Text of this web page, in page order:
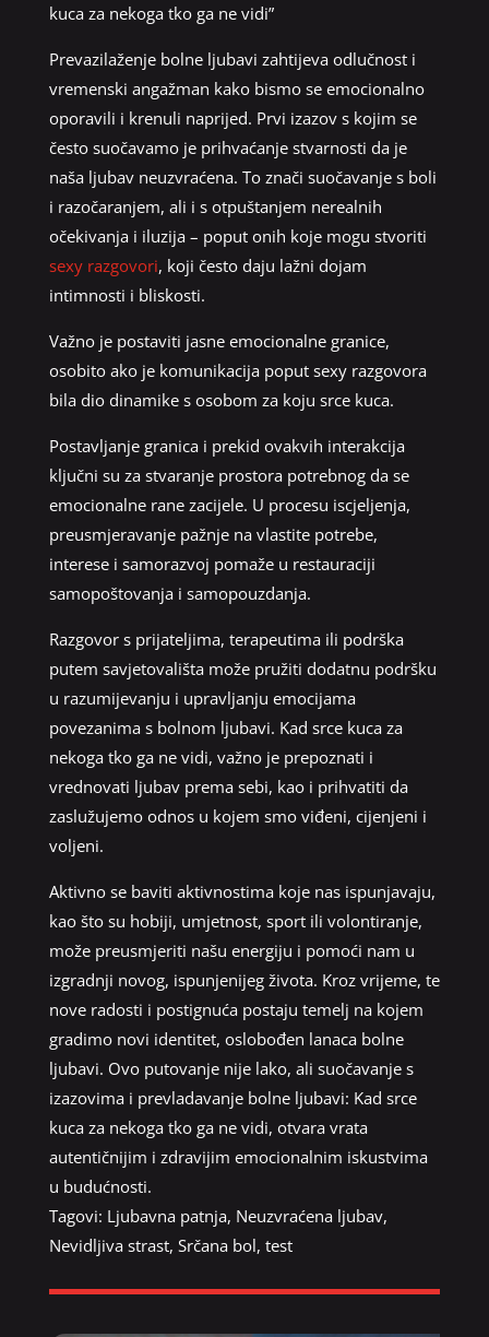
kuca za nekoga tko ga ne vidi”
Prevazilaženje bolne ljubavi zahtijeva odlučnost i
vremenski angažman kako bismo se emocionalno
oporavili i krenuli naprijed. Prvi izazov s kojim se
često suočavamo je prihvaćanje stvarnosti da je
naša ljubav neuzvraćena. To znači suočavanje s boli
i razočaranjem, ali i s otpuštanjem nerealnih
očekivanja i iluzija – poput onih koje mogu stvoriti
sexy razgovori, koji često daju lažni dojam
intimnosti i bliskosti.
Važno je postaviti jasne emocionalne granice,
osobito ako je komunikacija poput sexy razgovora
bila dio dinamike s osobom za koju srce kuca.
Postavljanje granica i prekid ovakvih interakcija
ključni su za stvaranje prostora potrebnog da se
emocionalne rane zacijele. U procesu iscjeljenja,
preusmjeravanje pažnje na vlastite potrebe,
interese i samorazvoj pomaže u restauraciji
samopoštovanja i samopouzdanja.
Razgovor s prijateljima, terapeutima ili podrška
putem savjetovališta može pružiti dodatnu podršku
u razumijevanju i upravljanju emocijama
povezanima s bolnom ljubavi. Kad srce kuca za
nekoga tko ga ne vidi, važno je prepoznati i
vrednovati ljubav prema sebi, kao i prihvatiti da
zaslužujemo odnos u kojem smo viđeni, cijenjeni i
voljeni.
Aktivno se baviti aktivnostima koje nas ispunjavaju,
kao što su hobiji, umjetnost, sport ili volontiranje,
može preusmjeriti našu energiju i pomoći nam u
izgradnji novog, ispunjenijeg života. Kroz vrijeme, te
nove radosti i postignuća postaju temelj na kojem
gradimo novi identitet, oslobođen lanaca bolne
ljubavi. Ovo putovanje nije lako, ali suočavanje s
izazovima i prevladavanje bolne ljubavi: Kad srce
kuca za nekoga tko ga ne vidi, otvara vrata
autentičnijim i zdravijim emocionalnim iskustvima
u budućnosti.
Tagovi: Ljubavna patnja, Neuzvraćena ljubav,
Nevidljiva strast, Srčana bol, test